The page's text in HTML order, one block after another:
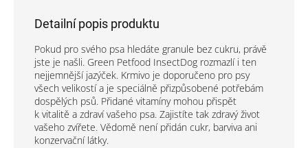
Detailní popis produktu
Pokud pro svého psa hledáte granule bez cukru, právě
jste je našli. Green Petfood InsectDog rozmazlí i ten
nejjemnější jazýček. Krmivo je doporučeno pro psy
všech velikostí a je speciálně přizpůsobené potřebám
dospělých psů. Přidané vitamíny mohou přispět
k vitalitě a zdraví vašeho psa. Zajistíte tak zdravý život
vašeho zvířete. Vědomě není přidán cukr, barviva ani
konzervační látky.